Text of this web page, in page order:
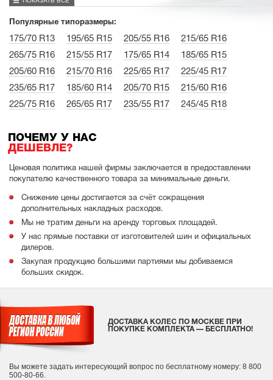
Популярные типоразмеры:
175/70 R13 195/65 R15 205/55 R16
215/65 R16
265/75 R16
215/55 R17 175/65 R14
185/65 R15
205/60 R16
215/70 R16 225/65 R17
225/45 R17
235/65 R17
185/60 R14 205/70 R15
215/60 R16
225/75 R16
265/65 R17 235/55 R17 245/45 R18
ПОЧЕМУ У НАС
ДЕШЕВЛЕ?
Ценовая политика нашей фирмы заключается в предоставлении
покупателю качественного товара за минимальные деньги.
Снижение цены достигается за счёт сокращения
дополнительных накладных расходов.
Мы не тратим деньги на аренду торговых площадей.
У нас прямые поставки от изготовителей шин и официальных
дилеров.
Закупая продукцию большими партиями мы добиваемся
больших скидок.
ДОСТАВКА КОЛЕС ПО МОСКВЕ ПРИ
ПОКУПКЕ КОМПЛЕКТА — БЕСПЛАТНО!
Вы можете задать интересующий вопрос по бесплатному номеру: 8 800
500-80-66.